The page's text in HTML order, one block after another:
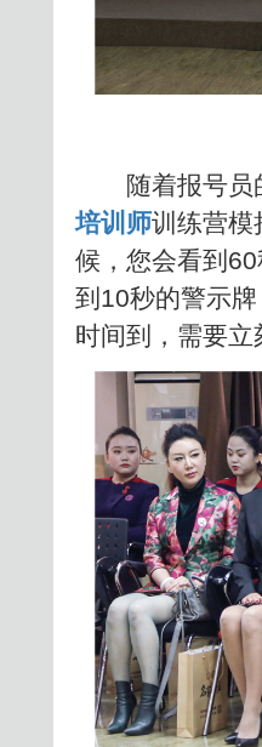
随着报号员的
培训师训练营模
候，您会看到
到10秒的警示
时间到，需要立